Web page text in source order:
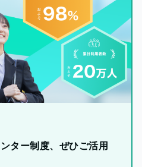
ター制度、ぜひご活用